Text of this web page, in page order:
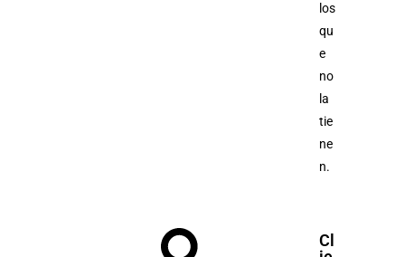
los
qu
e
no
la
tie
ne
n.
Cl